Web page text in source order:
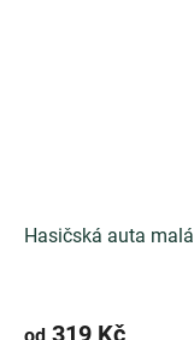
Hasičská auta malá
od 319 Kč